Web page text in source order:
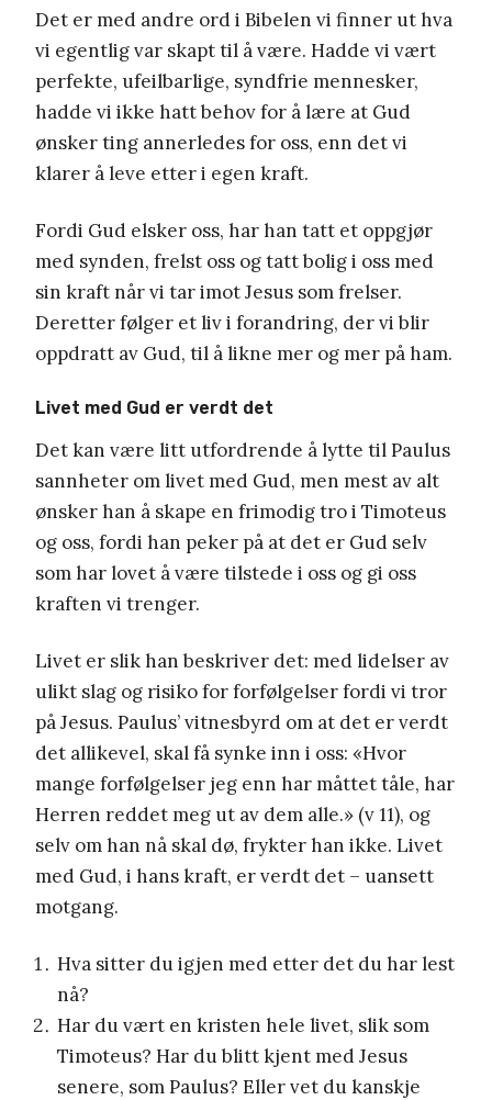
Det er med andre ord i Bibelen vi finner ut hva
vi egentlig var skapt til å være. Hadde vi vært
perfekte, ufeilbarlige, syndfrie mennesker,
hadde vi ikke hatt behov for å lære at Gud
ønsker ting annerledes for oss, enn det vi
klarer å leve etter i egen kraft.
Fordi Gud elsker oss, har han tatt et oppgjør
med synden, frelst oss og tatt bolig i oss med
sin kraft når vi tar imot Jesus som frelser.
Deretter følger et liv i forandring, der vi blir
oppdratt av Gud, til å likne mer og mer på ham.
Livet med Gud er verdt det
Det kan være litt utfordrende å lytte til Paulus
sannheter om livet med Gud, men mest av alt
ønsker han å skape en frimodig tro i Timoteus
og oss, fordi han peker på at det er Gud selv
som har lovet å være tilstede i oss og gi oss
kraften vi trenger.
Livet er slik han beskriver det: med lidelser av
ulikt slag og risiko for forfølgelser fordi vi tror
på Jesus. Paulus’ vitnesbyrd om at det er verdt
det allikevel, skal få synke inn i oss: «Hvor
mange forfølgelser jeg enn har måttet tåle, har
Herren reddet meg ut av dem alle.» (v 11), og
selv om han nå skal dø, frykter han ikke. Livet
med Gud, i hans kraft, er verdt det – uansett
motgang.
Hva sitter du igjen med etter det du har lest
nå?
Har du vært en kristen hele livet, slik som
Timoteus? Har du blitt kjent med Jesus
senere, som Paulus? Eller vet du kanskje